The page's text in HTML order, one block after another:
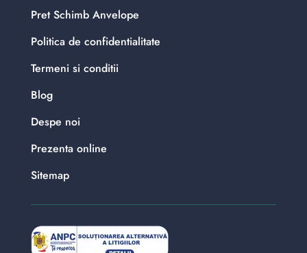
Pret Schimb Anvelope
Politica de confidentialitate
Termeni si conditii
Blog
Despe noi
Prezenta online
Sitemap